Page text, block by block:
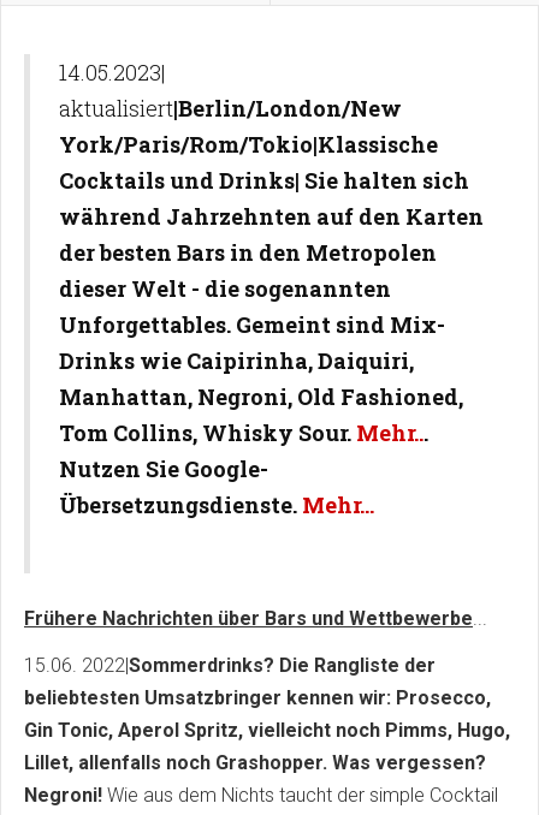
14.05.2023|
aktualisiert|Berlin/London/New
York/Paris/Rom/Tokio|Klassische
Cocktails und Drinks| Sie halten sich
während Jahrzehnten auf den Karten
der besten Bars in den Metropolen
dieser Welt - die sogenannten
Unforgettables. Gemeint sind Mix-
Drinks wie Caipirinha, Daiquiri,
Manhattan, Negroni, Old Fashioned,
Tom Collins, Whisky Sour. Mehr...
Nutzen Sie Google-
Übersetzungsdienste. Mehr...
Frühere Nachrichten über Bars und Wettbewerbe...
15.06. 2022|Sommerdrinks? Die Rangliste der
beliebtesten Umsatzbringer kennen wir: Prosecco,
Gin Tonic, Aperol Spritz, vielleicht noch Pimms, Hugo,
Lillet, allenfalls noch Grashopper. Was vergessen?
Negroni! Wie aus dem Nichts taucht der simple Cocktail